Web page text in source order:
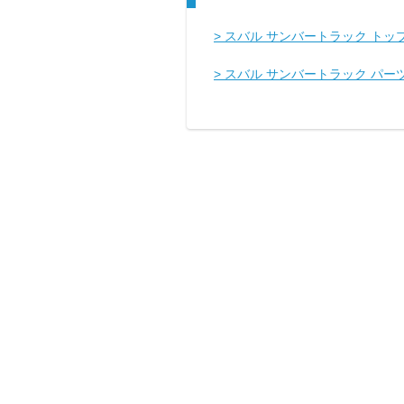
> スバル サンバートラック トッ
> スバル サンバートラック パー